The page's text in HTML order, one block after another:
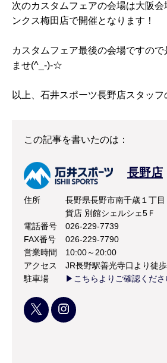
次のカスタムフェアの会場は大阪会
ンクス梅田店で開催となります！
カスタムフェア最後の会場ですの
ませ(^_-)-☆
以上、石井スポーツ長野店スタッフ
この記事を書いたのは：
長野店
住所
長野県長野市南千歳１丁
貨店 別館シェルシェ5Ｆ
電話番号
026-229-7739
FAX番号
026-229-7790
営業時間
10:00～20:00
アクセス
JR長野駅善光寺口より徒
駐車場
▶こちらよりご確認くださ